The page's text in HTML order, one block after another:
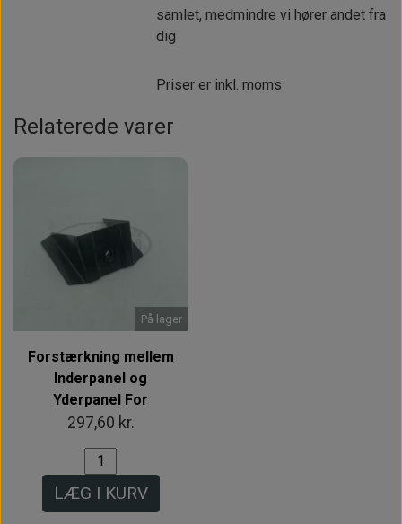
samlet, medmindre vi hører andet fra
dig
Priser er inkl. moms
Relaterede varer
På lager
Forstærkning mellem
Inderpanel og
Yderpanel For
297,60 kr.
LÆG I KURV